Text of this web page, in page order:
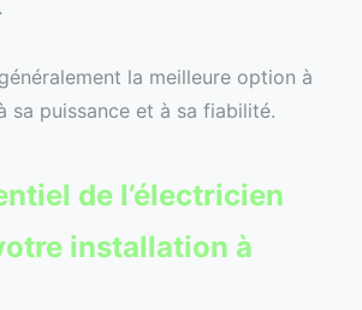
la meilleure option à
sa puissance et à sa fiabilité.
de l’électricien
installation à